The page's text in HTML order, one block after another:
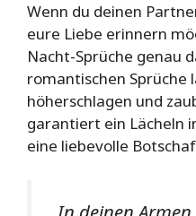
Wenn du deinen
eure Liebe erinnern
Nacht-Sprüche genau
romantischen Sprüche
höherschlagen und
garantiert ein Lächeln
eine liebevolle